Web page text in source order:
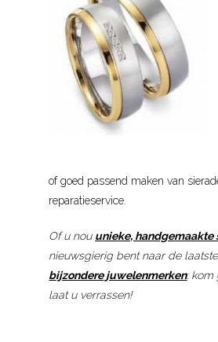
of goed passend maken van
reparatieservice.
Of u nou unieke, handgemaakte
nieuwsgierig bent naar de
bijzonderejuwelenmerken: kom
laat u verrassen!